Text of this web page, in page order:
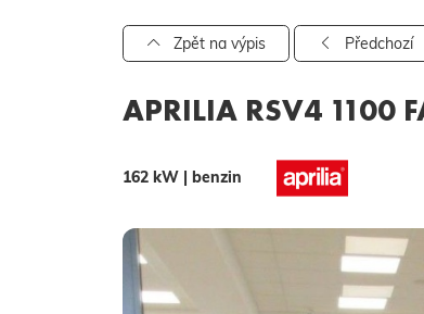
Pro vyhledávání zadejte alespoň 3 znaky.
Zpět na výpis Předchozí
APRILIA RSV4 1100
162 kW | benzin